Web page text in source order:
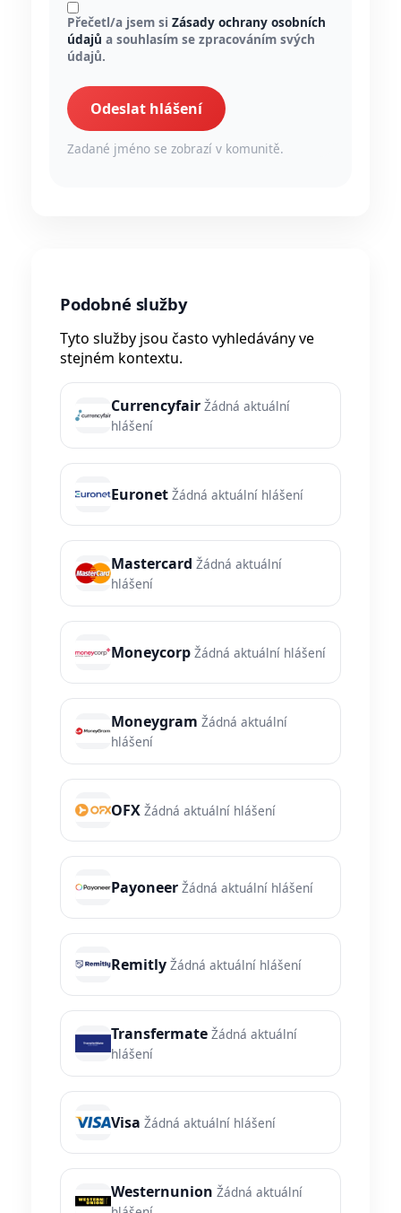
Přečetl/a jsem si Zásady ochrany osobních
údajů a souhlasím se zpracováním svých
údajů.
Odeslat hlášení
Zadané jméno se zobrazí v komunitě.
Podobné služby
Tyto služby jsou často vyhledávány ve
stejném kontextu.
Currencyfair Žádná aktuální
hlášení
Euronet Žádná aktuální hlášení
Mastercard Žádná aktuální
hlášení
Moneycorp Žádná aktuální hlášení
Moneygram Žádná aktuální
hlášení
OFX Žádná aktuální hlášení
Payoneer Žádná aktuální hlášení
Remitly Žádná aktuální hlášení
Transfermate Žádná aktuální
hlášení
Visa Žádná aktuální hlášení
Westernunion Žádná aktuální